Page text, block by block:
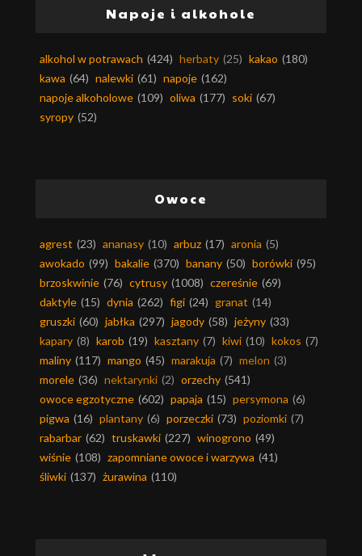
Napoje i alkohole
alkohol w potrawach (424) herbaty (25) kakao (180)
kawa (64) nalewki (61) napoje (162)
napoje alkoholowe (109) oliwa (177) soki (67)
syropy (52)
Owoce
agrest (23) ananasy (10) arbuz (17) aronia (5)
awokado (99) bakalie (370) banany (50) borówki (95)
brzoskwinie (76) cytrusy (1008) czereśnie (69)
daktyle (15) dynia (262) figi (24) granat (14)
gruszki (60) jabłka (297) jagody (58) jeżyny (33)
kapary (8) karob (19) kasztany (7) kiwi (10) kokos (7)
maliny (117) mango (45) marakuja (7) melon (3)
morele (36) nektarynki (2) orzechy (541)
owoce egzotyczne (602) papaja (15) persymona (6)
pigwa (16) plantany (6) porzeczki (73) poziomki (7)
rabarbar (62) truskawki (227) winogrono (49)
wiśnie (108) zapomniane owoce i warzywa (41)
śliwki (137) żurawina (110)